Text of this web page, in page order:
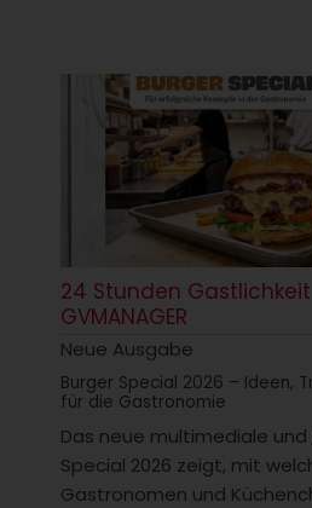
24 Stunden Gastlichkeit
GVMANAGER
Neue Ausgabe
Burger Special 2026 – Ideen,
für die Gastronomie
Das neue multimediale
Special 2026 zeigt, mit
Gastronomen und